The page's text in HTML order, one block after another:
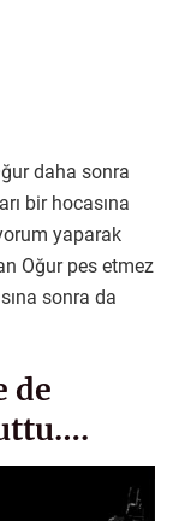
daha sonra
bir hocasına
yaparak
Oğur pes etmez
sonra da
de